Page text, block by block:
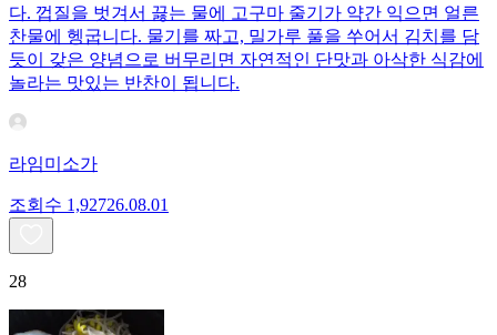
다. 껍질을 벗겨서 끓는 물에 고구마 줄기가 약간 익으면 얼른
찬물에 헹굽니다. 물기를 짜고, 밀가루 풀을 쑤어서 김치를 담
듯이 갖은 양념으로 버무리면 자연적인 단맛과 아삭한 식감에
놀라는 맛있는 반찬이 됩니다.
라임미소가
조회수 1,92726.08.01
28